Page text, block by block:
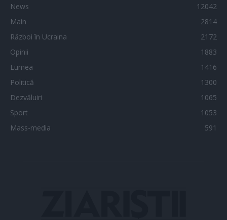
News
12042
Main
2814
Război în Ucraina
2172
Opinii
1883
Lumea
1416
Politică
1300
Dezvăluiri
1065
Sport
1053
Mass-media
591